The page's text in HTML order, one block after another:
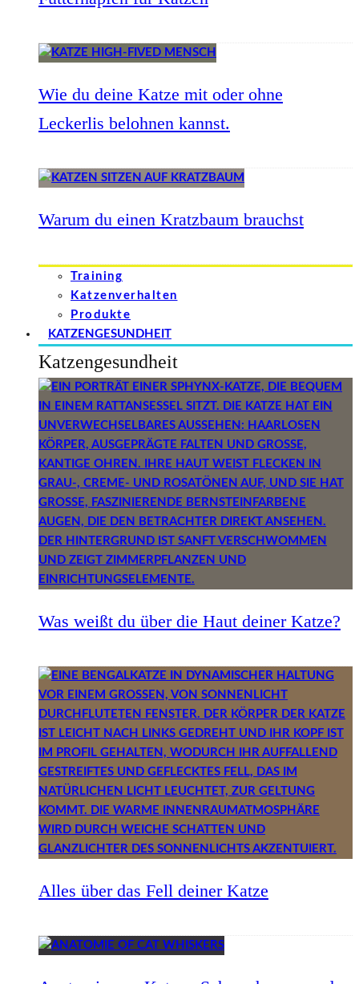
Wie du deine Katze mit oder ohne
Leckerlis belohnen kannst.
Warum du einen Kratzbaum brauchst
Training
Katzenverhalten
Produkte
KATZENGESUNDHEIT
Katzengesundheit
Was weißt du über die Haut deiner Katze?
Alles über das Fell deiner Katze